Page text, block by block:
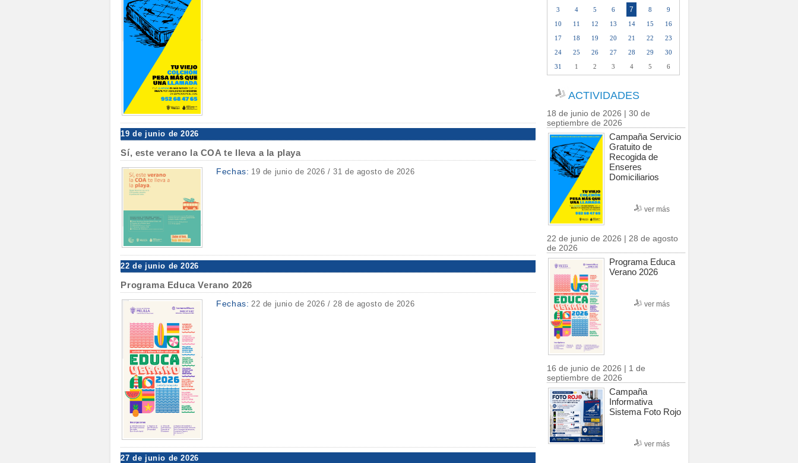
19 de junio de 2026
Sí, este verano la COA te lleva a la playa
Fechas: 19 de junio de 2026 / 31 de agosto de 2026
22 de junio de 2026
Programa Educa Verano 2026
Fechas: 22 de junio de 2026 / 28 de agosto de 2026
27 de junio de 2026
3
4 5 6 7 8
9
10
11 12 13 14 15
16
17
18 19 20 21 22
23
24
25 26 27 28 29
30
31
1 2 3 4 5 6
ACTIVIDADES
18 de junio de 2026 | 30 de
septiembre de 2026
Campaña Servicio
Gratuito de
Recogida de
Enseres
Domiciliarios
ver más
22 de junio de 2026 | 28 de agosto
de 2026
Programa Educa
Verano 2026
ver más
16 de junio de 2026 | 1 de
septiembre de 2026
Campaña
Informativa
Sistema Foto Rojo
ver más